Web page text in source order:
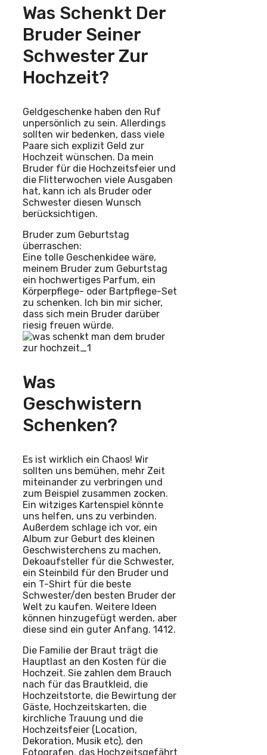
Was Schenkt Der
Bruder Seiner
Schwester Zur
Hochzeit?
Geldgeschenke haben den Ruf
unpersönlich zu sein. Allerdings
sollten wir bedenken, dass viele
Paare sich explizit Geld zur
Hochzeit wünschen. Da mein
Bruder für die Hochzeitsfeier und
die Flitterwochen viele Ausgaben
hat, kann ich als Bruder oder
Schwester diesen Wunsch
berücksichtigen.
Bruder zum Geburtstag
überraschen:
Eine tolle Geschenkidee wäre,
meinem Bruder zum Geburtstag
ein hochwertiges Parfum, ein
Körperpflege- oder Bartpflege-Set
zu schenken. Ich bin mir sicher,
dass sich mein Bruder darüber
riesig freuen würde.
Was
Geschwistern
Schenken?
Es ist wirklich ein Chaos! Wir
sollten uns bemühen, mehr Zeit
miteinander zu verbringen und
zum Beispiel zusammen zocken.
Ein witziges Kartenspiel könnte
uns helfen, uns zu verbinden.
Außerdem schlage ich vor, ein
Album zur Geburt des kleinen
Geschwisterchens zu machen,
Dekoaufsteller für die Schwester,
ein Steinbild für den Bruder und
ein T-Shirt für die beste
Schwester/den besten Bruder der
Welt zu kaufen. Weitere Ideen
können hinzugefügt werden, aber
diese sind ein guter Anfang. 1412.
Die Familie der Braut trägt die
Hauptlast an den Kosten für die
Hochzeit. Sie zahlen dem Brauch
nach für das Brautkleid, die
Hochzeitstorte, die Bewirtung der
Gäste, Hochzeitskarten, die
kirchliche Trauung und die
Hochzeitsfeier (Location,
Dekoration, Musik etc), den
Fotografen, das Hochzeitsgefährt